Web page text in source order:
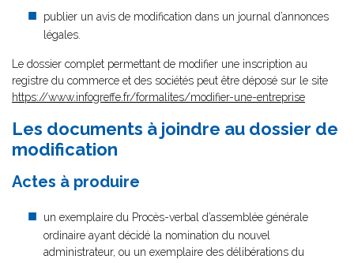
publier un avis de modification dans un journal d’annonces
légales.
Le dossier complet permettant de modifier une inscription au
registre du commerce et des sociétés peut être déposé sur le site
https://www.infogreffe.fr/formalites/modifier-une-entreprise
Les documents à joindre au dossier de
modification
Actes à produire
un exemplaire du Procès-verbal d’assemblée générale
ordinaire ayant décidé la nomination du nouvel
administrateur, ou un exemplaire des délibérations du